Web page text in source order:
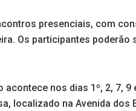
presenciais, com
Os participantes
acontece nos dias 1º, 2, 7,
localizado na Avenida dos